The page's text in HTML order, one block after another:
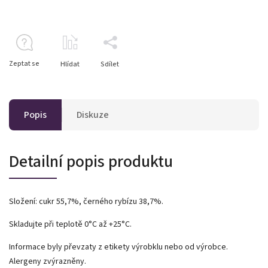
Zeptat se Hlídat Sdílet
Popis Diskuze
Detailní popis produktu
Složení: cukr 55,7%, černého rybízu 38,7%.
Skladujte při teplotě 0°C až +25°C.
Informace byly převzaty z etikety výrobklu nebo od výrobce.
Alergeny zvýrazněny.